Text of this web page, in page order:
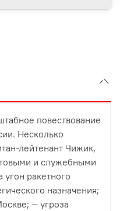
повествование
Несколько
лейтенант Чижик,
и служебными
ракетного
назначения;
— угроза